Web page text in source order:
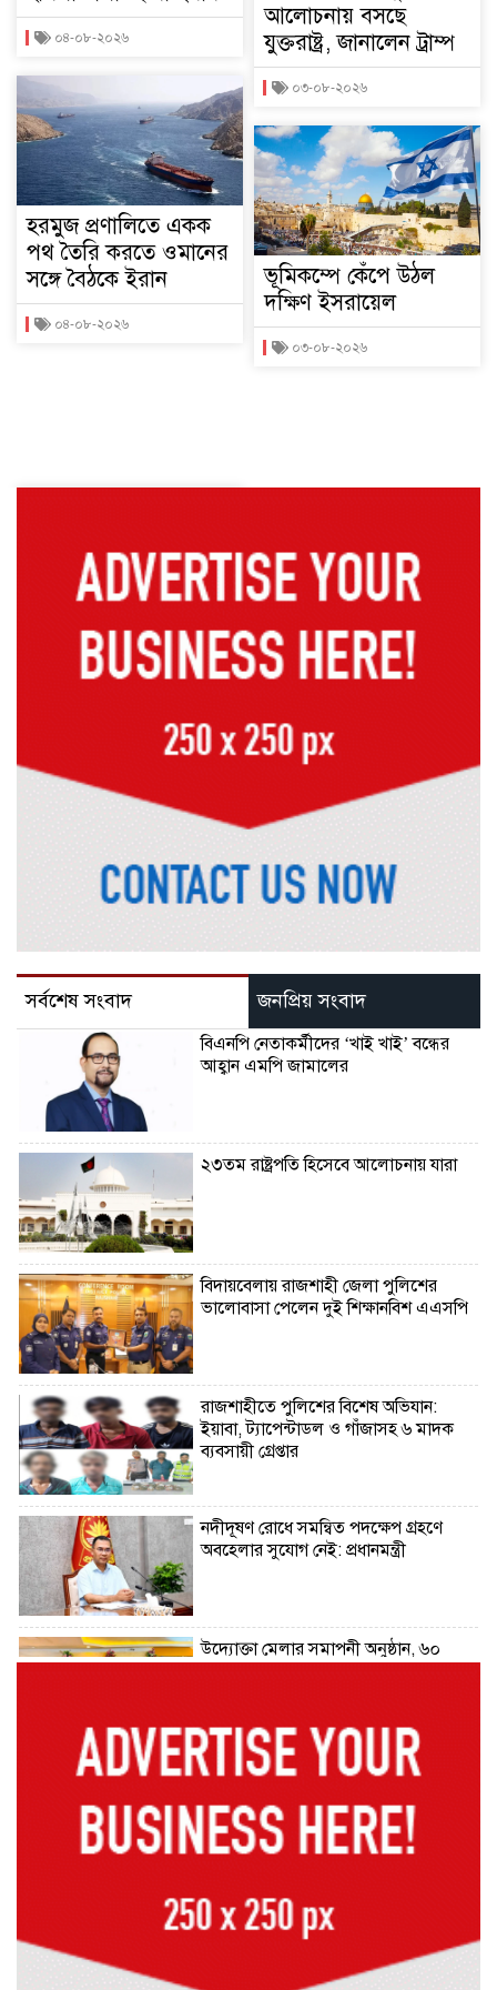
০৪-০৮-২০২৬
হরমুজ প্রণালিতে একক
পথ তৈরি করতে ওমানের
সঙ্গে বৈঠকে ইরান
০৪-০৮-২০২৬
আলোচনায় বসছে
যুক্তরাষ্ট্র, জানালেন ট্রাম্প
০৩-০৮-২০২৬
ভূমিকম্পে কেঁপে উঠল
দক্ষিণ ইসরায়েল
০৩-০৮-২০২৬
সর্বশেষ সংবাদ জনপ্রিয় সংবাদ
বিএনপি নেতাকর্মীদের ‘খাই খাই’ বন্ধের
আহ্বান এমপি জামালের
২৩তম রাষ্ট্রপতি হিসেবে আলোচনায় যারা
বিদায়বেলায় রাজশাহী জেলা পুলিশের
ভালোবাসা পেলেন দুই শিক্ষানবিশ এএসপি
রাজশাহীতে পুলিশের বিশেষ অভিযান:
ইয়াবা, ট্যাপেন্টাডল ও গাঁজাসহ ৬ মাদক
ব্যবসায়ী গ্রেপ্তার
নদীদূষণ রোধে সমন্বিত পদক্ষেপ গ্রহণে
অবহেলার সুযোগ নেই: প্রধানমন্ত্রী
উদ্যোক্তা মেলার সমাপনী অনুষ্ঠান, ৬০
রংপুরে চলন্ত ট্রেনে উঠতে গিয়ে কাটা পড়ে